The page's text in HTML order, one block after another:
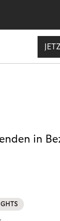
in